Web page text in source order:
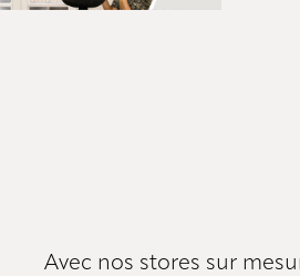
Avec nos stores sur